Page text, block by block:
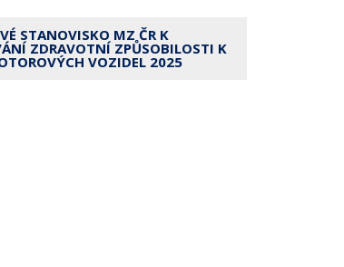
STANOVISKO MZ ČR K
ZDRAVOTNÍ ZPŮSOBILOSTI K
VOZIDEL 2025